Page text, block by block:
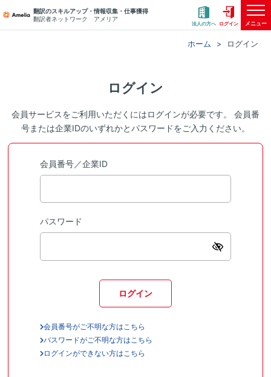
翻訳のスキルアップ・情報収集・仕事獲得
翻訳者ネットワーク アメリア
法人の方へ ログイン メニュー
ホーム ログイン
ログイン
会員サービスをご利用いただくにはログインが必要です。 会員番
号または企業IDのいずれかとパスワードをご入力ください。
会員番号／企業ID
パスワード
ログイン
会員番号がご不明な方はこちら
パスワードがご不明な方はこちら
ログインができない方はこちら